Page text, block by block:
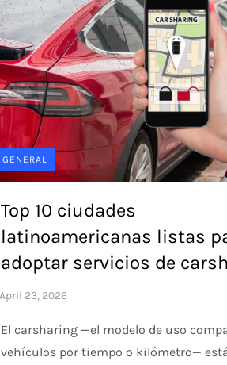
GENERAL
Top 10 ciudades
latinoamericanas listas
adoptar servicios de
El carsharing —el modelo de uso
vehículos por tiempo o kilómetro—